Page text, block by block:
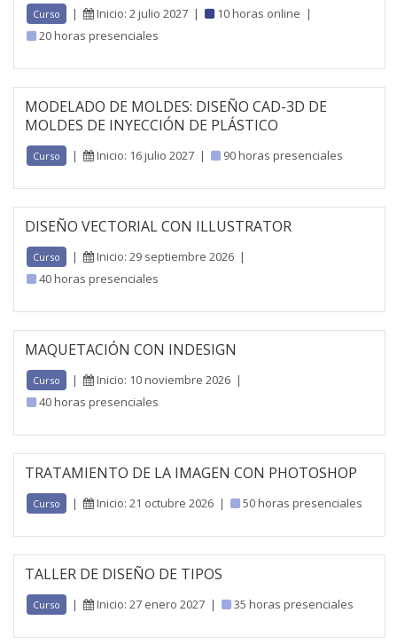
Curso | Inicio: 2 julio 2027 | 10 horas online |
20 horas presenciales
MODELADO DE MOLDES: DISEÑO CAD-3D DE
MOLDES DE INYECCIÓN DE PLÁSTICO
Curso | Inicio: 16 julio 2027 | 90 horas presenciales
DISEÑO VECTORIAL CON ILLUSTRATOR
Curso | Inicio: 29 septiembre 2026 |
40 horas presenciales
MAQUETACIÓN CON INDESIGN
Curso | Inicio: 10 noviembre 2026 |
40 horas presenciales
TRATAMIENTO DE LA IMAGEN CON PHOTOSHOP
Curso | Inicio: 21 octubre 2026 | 50 horas presenciales
TALLER DE DISEÑO DE TIPOS
Curso | Inicio: 27 enero 2027 | 35 horas presenciales